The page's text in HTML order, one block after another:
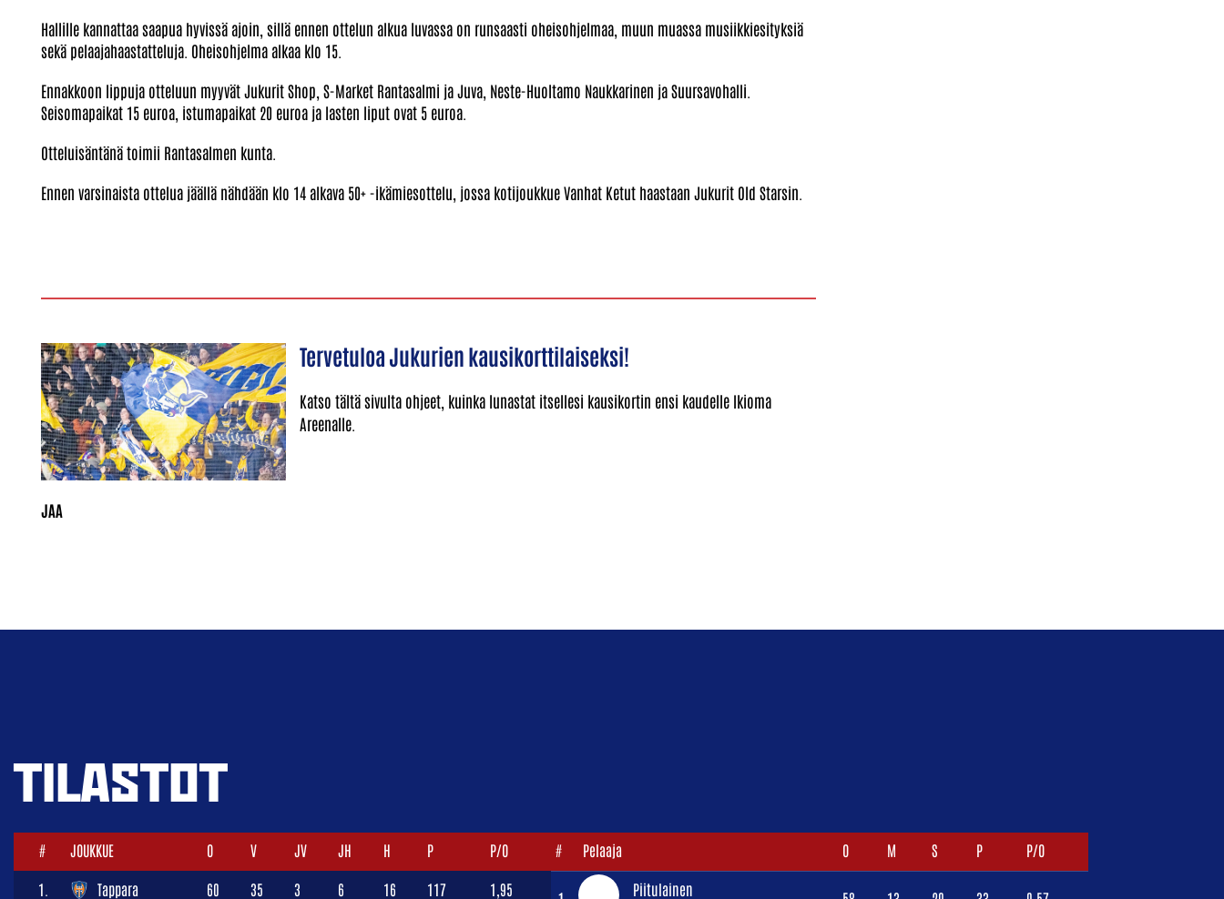
Hallille kannattaa saapua hyvissä ajoin, sillä ennen ottelun alkua luvassa on runsaasti oheisohjelmaa, muun muassa musiikkiesityksiä
sekä pelaajahaastatteluja. Oheisohjelma alkaa klo 15.
Ennakkoon lippuja otteluun myyvät Jukurit Shop, S-Market Rantasalmi ja Juva, Neste-Huoltamo Naukkarinen ja Suursavohalli.
Seisomapaikat 15 euroa, istumapaikat 20 euroa ja lasten liput ovat 5 euroa.
Otteluisäntänä toimii Rantasalmen kunta.
Ennen varsinaista ottelua jäällä nähdään klo 14 alkava 50+ -ikämiesottelu, jossa kotijoukkue Vanhat Ketut haastaan Jukurit Old Starsin.
Tervetuloa Jukurien kausikorttilaiseksi!
Katso tältä sivulta ohjeet, kuinka lunastat itsellesi kausikortin ensi kaudelle Ikioma
Areenalle.
TILASTOT
# JOUKKUE O V JV JH H P P/O
1. Tappara 60 35 3 6 16 117 1,95
# Pelaaja O M S P P/O
Piitulainen